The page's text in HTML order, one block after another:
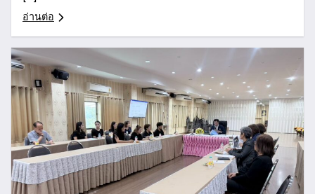
อ่านต่อ